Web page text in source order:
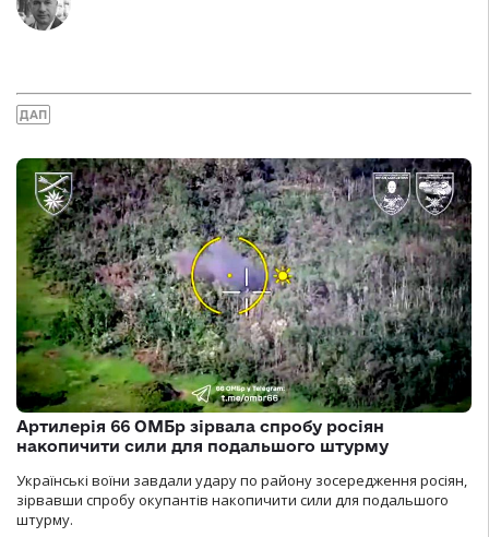
ДАП
Артилерія 66 ОМБр зірвала спробу росіян
накопичити сили для подальшого штурму
Українські воїни завдали удару по району зосередження росіян,
зірвавши спробу окупантів накопичити сили для подальшого
штурму.